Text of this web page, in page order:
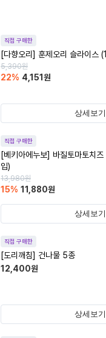
직접 구매한
[다향오리] 훈제오리 슬라이스
5,390원
22% 4,151 원
상세보기
직접 구매한
[베키아에누보] 바질토마토치
입)
13,980원
15% 11,880원
상세보기
직접 구매한
[도리깨침] 건나물 5종
12,400원
상세보기